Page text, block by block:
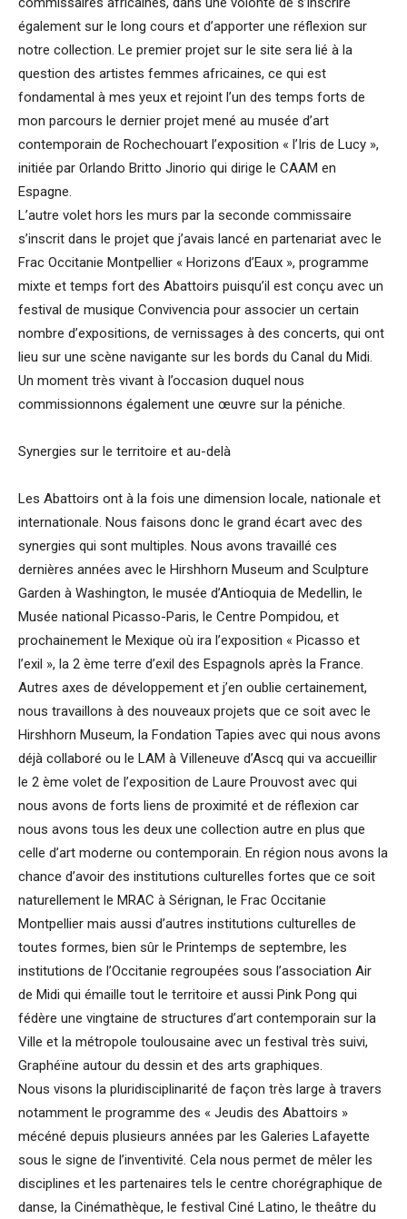
également sur le long cours et d’apporter une réflexion sur
notre collection. Le premier projet sur le site sera lié à la
question des artistes femmes africaines, ce qui est
fondamental à mes yeux et rejoint l’un des temps forts de
mon parcours le dernier projet mené au musée d’art
contemporain de Rochechouart l’exposition « l’Iris de Lucy »,
initiée par Orlando Britto Jinorio qui dirige le CAAM en
Espagne.
L’autre volet hors les murs par la seconde commissaire
s’inscrit dans le projet que j’avais lancé en partenariat avec le
Frac Occitanie Montpellier « Horizons d’Eaux », programme
mixte et temps fort des Abattoirs puisqu’il est conçu avec un
festival de musique Convivencia pour associer un certain
nombre d’expositions, de vernissages à des concerts, qui ont
lieu sur une scène navigante sur les bords du Canal du Midi.
Un moment très vivant à l’occasion duquel nous
commissionnons également une œuvre sur la péniche.
Synergies sur le territoire et au-delà
Les Abattoirs ont à la fois une dimension locale, nationale et
internationale. Nous faisons donc le grand écart avec des
synergies qui sont multiples. Nous avons travaillé ces
dernières années avec le Hirshhorn Museum and Sculpture
Garden à Washington, le musée d’Antioquia de Medellin, le
Musée national Picasso-Paris, le Centre Pompidou, et
prochainement le Mexique où ira l’exposition « Picasso et
l’exil », la 2 ème terre d’exil des Espagnols après la France.
Autres axes de développement et j’en oublie certainement,
nous travaillons à des nouveaux projets que ce soit avec le
Hirshhorn Museum, la Fondation Tapies avec qui nous avons
déjà collaboré ou le LAM à Villeneuve d’Ascq qui va accueillir
le 2 ème volet de l’exposition de Laure Prouvost avec qui
nous avons de forts liens de proximité et de réflexion car
nous avons tous les deux une collection autre en plus que
celle d’art moderne ou contemporain. En région nous avons la
chance d’avoir des institutions culturelles fortes que ce soit
naturellement le MRAC à Sérignan, le Frac Occitanie
Montpellier mais aussi d’autres institutions culturelles de
toutes formes, bien sûr le Printemps de septembre, les
institutions de l’Occitanie regroupées sous l’association Air
de Midi qui émaille tout le territoire et aussi Pink Pong qui
fédère une vingtaine de structures d’art contemporain sur la
Ville et la métropole toulousaine avec un festival très suivi,
Graphéïne autour du dessin et des arts graphiques.
Nous visons la pluridisciplinarité de façon très large à travers
notamment le programme des « Jeudis des Abattoirs »
mécéné depuis plusieurs années par les Galeries Lafayette
sous le signe de l’inventivité. Cela nous permet de mêler les
disciplines et les partenaires tels le centre chorégraphique de
danse, la Cinémathèque, le festival Ciné Latino, le theâtre du